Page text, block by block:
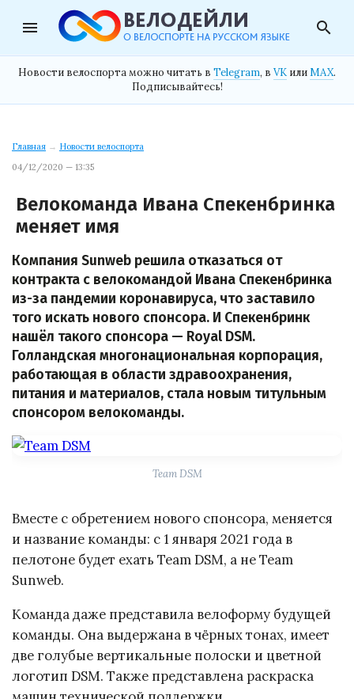
menu search
Новости велоспорта можно читать в Telegram, в VK илиMAX.
Подписывайтесь!
Главная → Новости велоспорта
04/12/2020 — 13:35
Велокоманда Ивана Спекенбринка
меняет имя
Компания Sunweb решила отказаться от
контракта с велокомандой Ивана Спекенбринка
из-за пандемии коронавируса, что заставило
того искать нового спонсора. И Спекенбринк
нашёл такого спонсора — Royal DSM.
Голландская многонациональная корпорация,
работающая в области здравоохранения,
питания и материалов, стала новым титульным
спонсором велокоманды.
Team DSM
Вместе с обретением нового спонсора, меняется
и название команды: с 1 января 2021 года в
пелотоне будет ехать Team DSM, а не Team
Sunweb.
Команда даже представила велоформу будущей
команды. Она выдержана в чёрных тонах, имеет
две голубые вертикальные полоски и цветной
логотип DSM. Также представлена раскраска